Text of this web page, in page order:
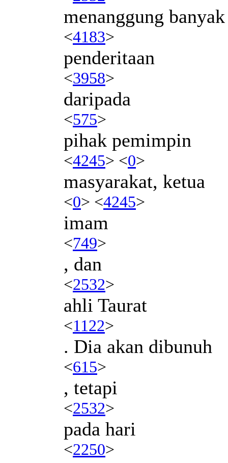
menanggung banyak
<4183>
penderitaan
<3958>
daripada
<575>
pihak pemimpin
<4245> <0>
masyarakat, ketua
<0> <4245>
imam
<749>
, dan
<2532>
ahli Taurat
<1122>
. Dia akan dibunuh
<615>
, tetapi
<2532>
pada hari
<2250>